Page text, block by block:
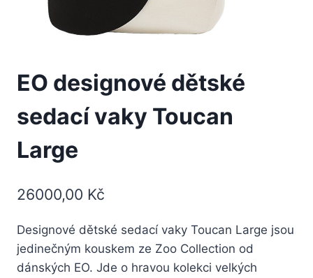
EO designové dětské
sedací vaky Toucan
Large
26000,00 Kč
Designové dětské sedací vaky Toucan Large jsou
jedinečným kouskem ze Zoo Collection od
dánských EO. Jde o hravou kolekci velkých